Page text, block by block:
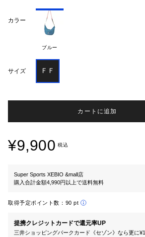
カラー
ブルー
サイズ ＦＦ
カートに追加
¥9,900 税込
Super Sports XEBIO &mall店
購入合計金額4,990円以上で送料無料
取得予定ポイント数： 90 pt
提携クレジットカードで還元率UP
三井ショッピングパークカード《セゾン》なら更に